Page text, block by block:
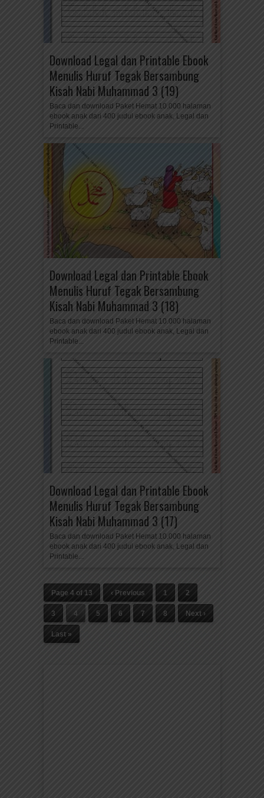
Download Legal dan Printable Ebook
Menulis Huruf Tegak Bersambung
Kisah Nabi Muhammad 3 (19)
Baca dan download Paket Hemat 10.000 halaman
ebook anak dari 400 judul ebook anak, Legal dan
Printable...
Download Legal dan Printable Ebook
Menulis Huruf Tegak Bersambung
Kisah Nabi Muhammad 3 (18)
Baca dan download Paket Hemat 10.000 halaman
ebook anak dari 400 judul ebook anak, Legal dan
Printable...
Download Legal dan Printable Ebook
Menulis Huruf Tegak Bersambung
Kisah Nabi Muhammad 3 (17)
Baca dan download Paket Hemat 10.000 halaman
ebook anak dari 400 judul ebook anak, Legal dan
Printable...
Page 4 of 13 ‹ Previous 1 2
3 4 5 6 7 8 Next ›
Last »